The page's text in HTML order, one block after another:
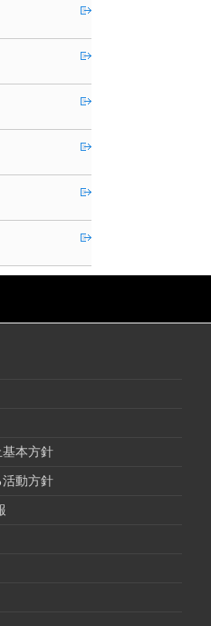
本方針
動方針